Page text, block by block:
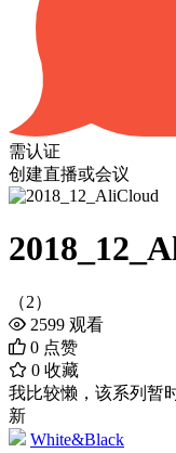
需认证
创建直播或会议
（2）
2599 观看
0 点赞
0 收藏
我比较懒，该系列暂
新
White&Black